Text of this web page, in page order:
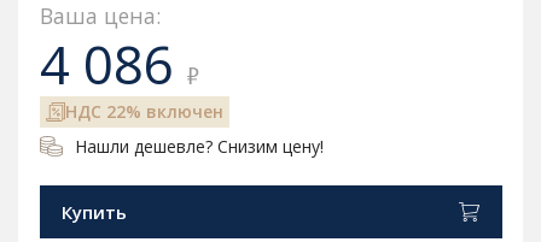
Ваша цена:
4 086 ₽
НДС 22% включен
Нашли дешевле? Снизим цену!
Купить